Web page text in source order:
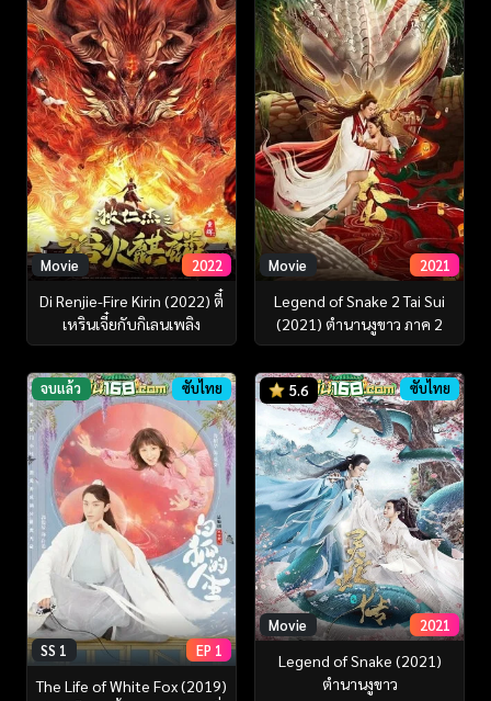
Movie 2022
Di Renjie-Fire Kirin (2022) ตี๋
เหรินเจี๋ยกับกิเลนเพลิง
Movie 2021
Legend of Snake 2 Tai Sui
(2021) ตำนานงูขาว ภาค 2
จบแล้ว ซับไทย
SS 1 EP 1
The Life of White Fox (2019)
5.6 ซับไทย
Movie 2021
Legend of Snake (2021)
ตำนานงูขาว